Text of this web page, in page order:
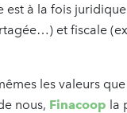
est à la fois
et fiscale
les valeurs
nous, Finacoop la